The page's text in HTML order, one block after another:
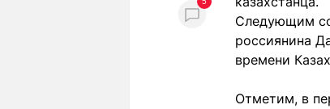
Следующим
россиянина
времени
Отметим, в